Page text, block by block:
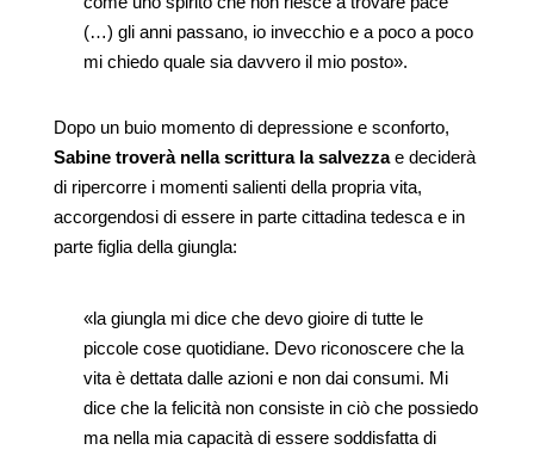
(…) gli anni passano, io invecchio e a poco a poco
mi chiedo quale sia davvero il mio posto».
Dopo un buio momento di depressione e sconforto,
Sabine troverà nella scrittura la salvezzae deciderà
di ripercorre i momenti salienti della propria vita,
accorgendosi di essere in parte cittadina tedesca e in
parte figlia della giungla:
«la giungla mi dice che devo gioire di tutte le
piccole cose quotidiane. Devo riconoscere che la
vita è dettata dalle azioni e non dai consumi. Mi
dice che la felicità non consiste in ciò che possiedo
ma nella mia capacità di essere soddisfatta di